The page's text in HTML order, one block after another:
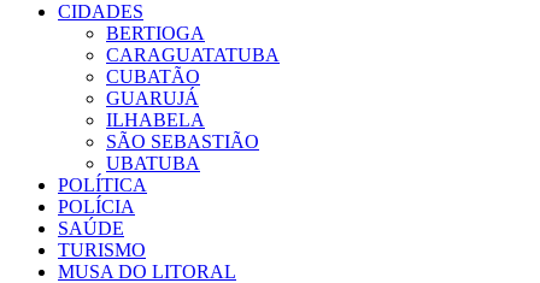
CIDADES
BERTIOGA
CARAGUATATUBA
CUBATÃO
GUARUJÁ
ILHABELA
SÃO SEBASTIÃO
UBATUBA
POLÍTICA
POLÍCIA
SAÚDE
TURISMO
MUSA DO LITORAL